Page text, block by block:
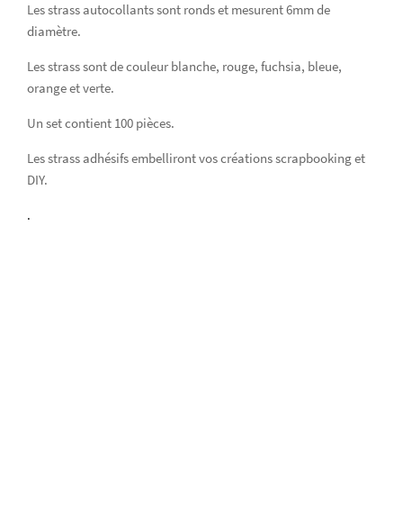
Les strass autocollants sont ronds et mesurent 6mm de
diamètre.
Les strass sont de couleur blanche, rouge, fuchsia, bleue,
orange et verte.
Un set contient 100 pièces.
Les strass adhésifs embelliront vos créations scrapbooking et
DIY.
.